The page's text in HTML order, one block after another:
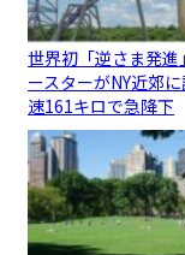
世界初「逆さま発進
ースターがNY近郊
速161キロで急降下